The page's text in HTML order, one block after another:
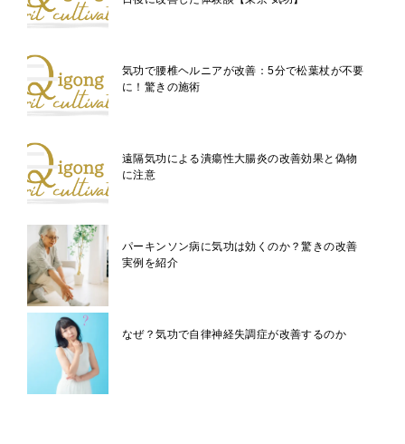
気功で腰椎ヘルニアが改善：5分で松葉杖が不要
に！驚きの施術
遠隔気功による潰瘍性大腸炎の改善効果と偽物
に注意
パーキンソン病に気功は効くのか？驚きの改善
実例を紹介
なぜ？気功で自律神経失調症が改善するのか